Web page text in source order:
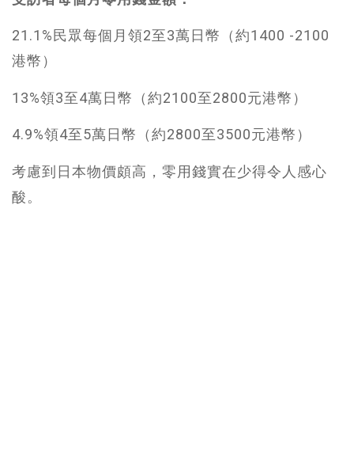
21.1%民眾每個月領2至3萬日幣（約1400 -2100
港幣）
13%領3至4萬日幣（約2100至2800元港幣）
4.9%領4至5萬日幣（約2800至3500元港幣）
考慮到日本物價頗高，零用錢實在少得令人感心
酸。